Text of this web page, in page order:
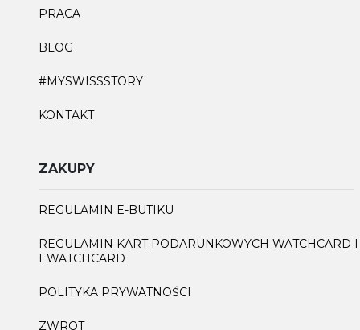
PRACA
BLOG
#MYSWISSSTORY
KONTAKT
ZAKUPY
REGULAMIN E-BUTIKU
REGULAMIN KART PODARUNKOWYCH WATCHCARD I
EWATCHCARD
POLITYKA PRYWATNOŚCI
ZWROT